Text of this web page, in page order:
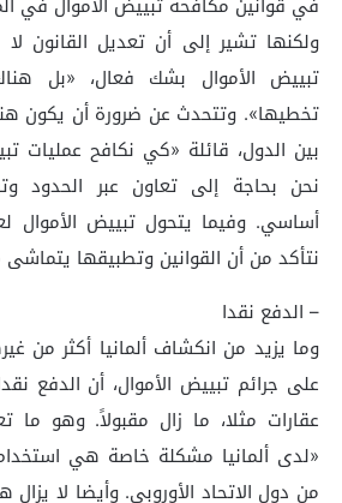
ولكنها تشير إلى أن تعديل القانون
تبييض الأموال بشك فعال، «بل
تخطيها». وتتحدث عن ضرورة أن يكون
بين الدول، قائلة «كي نكافح عمليات
نحن بحاجة إلى تعاون عبر الحدود
أساسي. وفيما يتحول تبييض الأموال
نتأكد من أن القوانين وتطبيقها يتماشى
– الدفع نقدا
وما يزيد من انكشاف ألمانيا أكثر من
على جرائم تبييض الأموال، أن الدفع
عقارات مثلا، ما زال مقبولاً. وهو
«لدى ألمانيا مشكلة خاصة هي
من دول الاتحاد الأوروبي. وأيضا لا يزال